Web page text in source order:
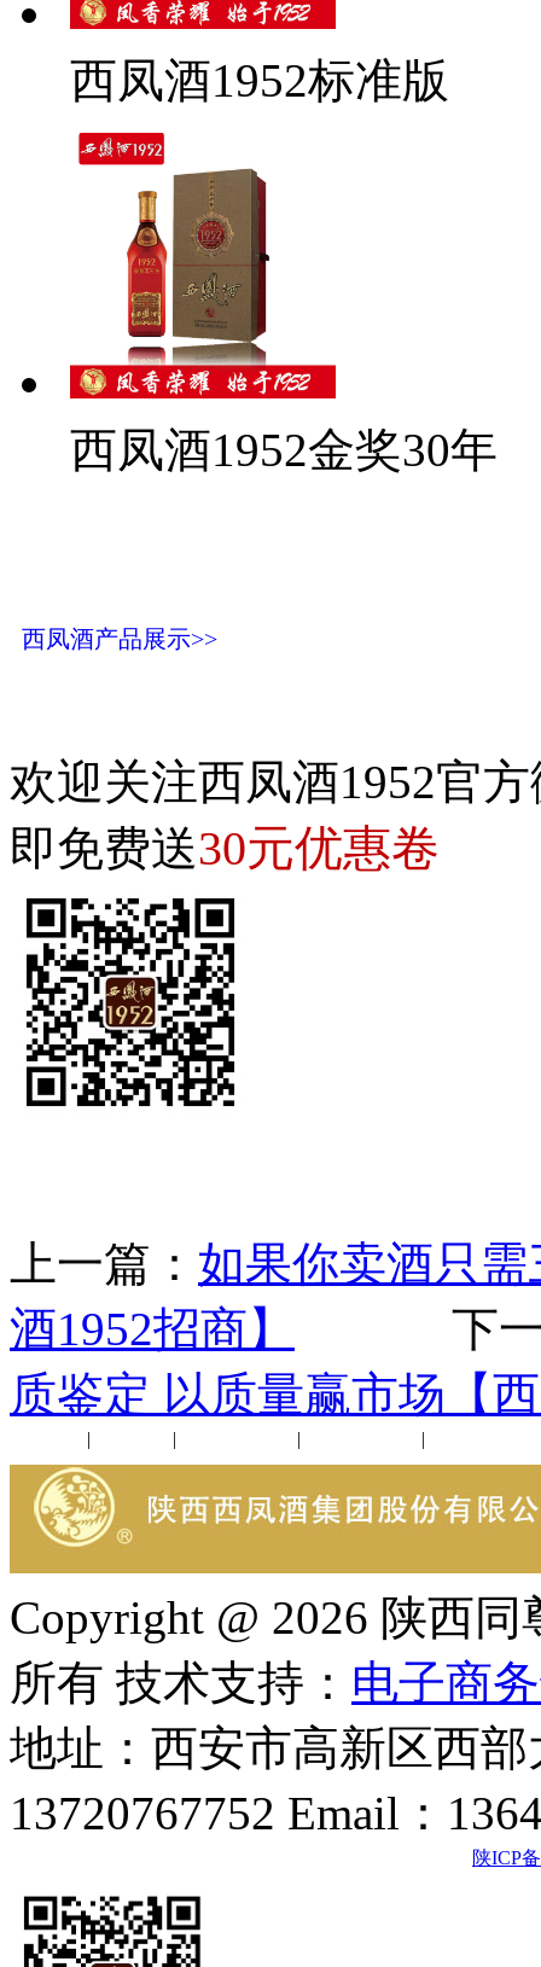
西凤酒1952标准版
西凤酒1952金奖30年
西凤酒产品展示>>
欢迎关注西凤酒1952官
即免费送30元优惠卷
上一篇： 如果你卖酒只
酒1952招商】
下一
质鉴定 以质量赢市场【
| | | |
Copyright @ 2026 陕西
所有 技术支持： 电子商
地址：西安市高新区西
13720767752 Email：
陕ICP